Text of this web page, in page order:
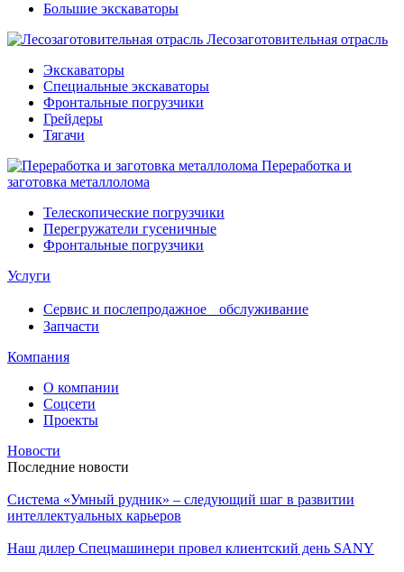
Большие экскаваторы
Лесозаготовительная отрасль
Экскаваторы
Специальные экскаваторы
Фронтальные погрузчики
Грейдеры
Тягачи
Переработка и
заготовка металлолома
Телескопические погрузчики
Перегружатели гусеничные
Фронтальные погрузчики
Услуги
Сервис и послепродажное обслуживание
Запчасти
Компания
О компании
Соцсети
Проекты
Новости
Последние новости
Система «Умный рудник» – следующий шаг в развитии
интеллектуальных карьеров
Наш дилер Спецмашинери провел клиентский день SANY